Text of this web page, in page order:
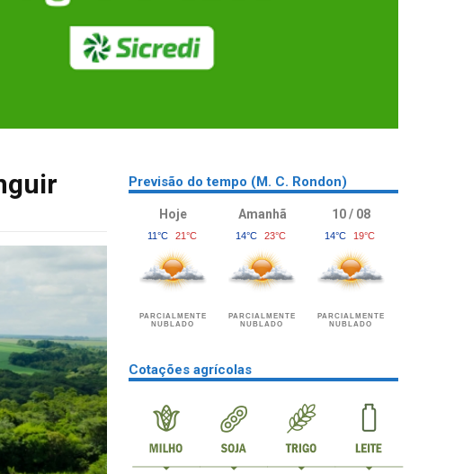
Previsão do tempo (M. C. Rondon)
Hoje
11°C 21°C
PARCIALMENTE
NUBLADO
Amanhã
14°C 23°C
PARCIALMENTE
NUBLADO
10 / 08
14°C 19°C
PARCIALMENTE
NUBLADO
Cotações agrícolas